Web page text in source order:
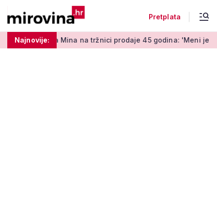
Pretplata
Najnovije:
Mina na tržnici prodaje 45 godina: 'Meni je ovo zabava i